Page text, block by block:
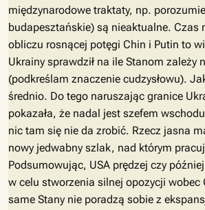
międzynarodowe traktaty, np.
budapesztańskie) są nieaktualne. Czas
obliczu rosnącej potęgi Chin i Putin to
Ukrainy sprawdził na ile Stanom zależy
(podkreślam znaczenie cudzysłowu).
średnio. Do tego naruszając granice
pokazała, że nadal jest szefem
nic tam się nie da zrobić. Rzecz jasna
nowy jedwabny szlak, nad którym
Podsumowując, USA prędzej czy
w celu stworzenia silnej opozycji wobec
same Stany nie poradzą sobie z